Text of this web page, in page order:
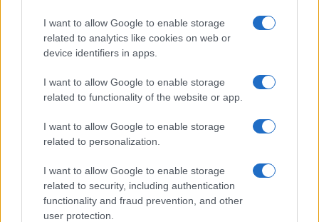
I want to allow Google to enable storage
related to analytics like cookies on web or
device identifiers in apps.
I want to allow Google to enable storage
related to functionality of the website or app.
I want to allow Google to enable storage
related to personalization.
I want to allow Google to enable storage
related to security, including authentication
functionality and fraud prevention, and other
user protection.
Pro Max brutális fényerővel és dupla
periszkópos kamerával
2025.11.24| Huawei Central
A Huawei Mate 80 Pro Max kiváltja a Pro+ modellt, és
8000 nites kijelzővel, 1 hüvelykes főkamerával, szilícium-
alapú akkumulátorral és 100 W-os gyorstöltéssel hozhat új
A Huawei Mate 80 Pro Max
színhűségben maga mögé utasította az
iPhone 17 Pro Maxot
2026.06.01| Huawei Central
A második generációs multispektrális kamera új szintre